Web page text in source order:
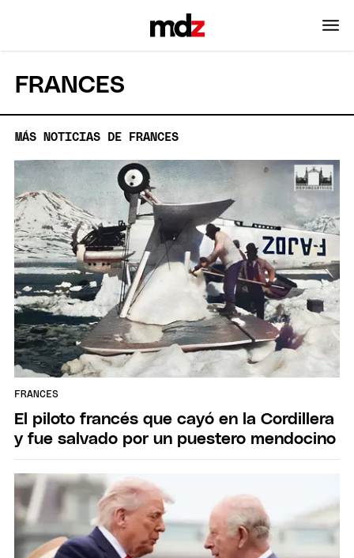
FRANCES
MÁS NOTICIAS DE FRANCES
FRANCES
El piloto francés que cayó en la Cordillera
y fue salvado por un puestero mendocino